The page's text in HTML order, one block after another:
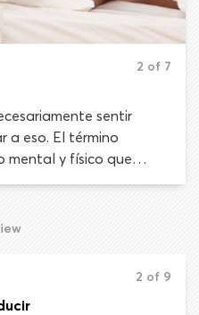
2 of 7
sentir
a eso. El término
mental y físico que
actividad desafiante
normal para trabajar y
2 of 9